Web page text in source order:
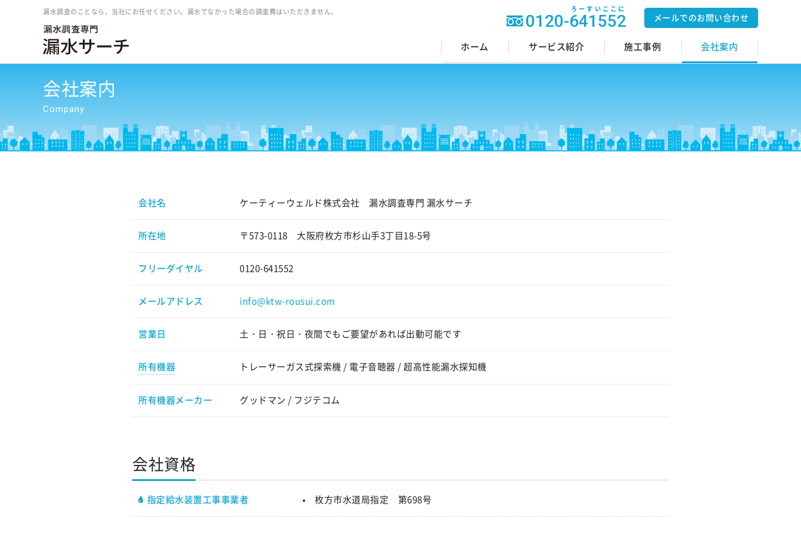
漏水調査のことなら、当社にお任せください。漏水でなかった場合の調査費はいただきません。 0120-641552
ろーすいここに
メールでのお問い合わせ
ホーム サービス紹介 施工事例 会社案内
会社案内
Company
会社名 ケーティーウェルド株式会社 漏水調査専門 漏水サーチ
所在地 〒573-0118 大阪府枚方市杉山手3丁目18-5号
フリーダイヤル 0120-641552
メールアドレス info@ktw-rousui.com
営業日 土・日・祝日・夜間でもご要望があれば出動可能です
所有機器 トレーサーガス式探索機 / 電子音聴器 / 超高性能漏水探知機
所有機器メーカー グッドマン / フジテコム
会社資格
指定給水装置工事事業者 枚方市水道局指定 第698号